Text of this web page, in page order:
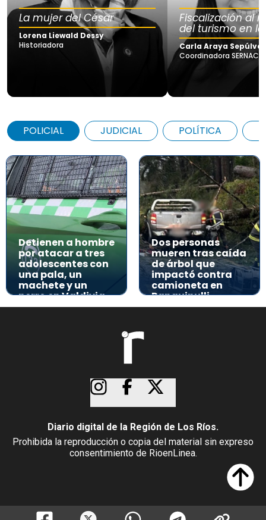
La mujer del César
Lorena Liewald Dessy
Historiadora
Fiscalización al
del turismo en
Carla Araya
Coordinadora SERNAC
POLICIAL JUDICIAL POLÍTICA
Detienen a hombre
por atacar a tres
adolescentes con
una pala, un
machete y un
perro en Valdivia
Dos personas
mueren tras caída
de árbol que
impactó contra
camioneta en
Panguipulli
Diario digital de la Región de Los Ríos.
Prohibida la reproducción o copia del material sin expreso
consentimiento de RioenLinea.